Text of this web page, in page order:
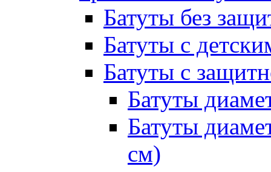
Батуты без
Батуты с
Батуты с
Батуты
Батуты
см)